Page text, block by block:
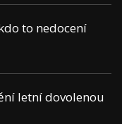
to nedocení
letní dovolenou